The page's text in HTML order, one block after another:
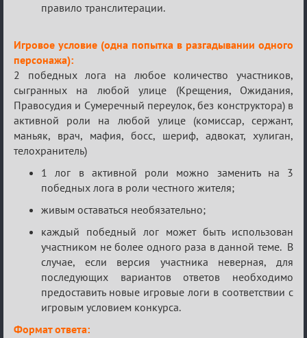
правило транслитерации.
Игровое условие (одна попытка в разгадывании одного
персонажа):
2 победных лога на любое количество участников,
сыгранных на любой улице (Крещения, Ожидания,
Правосудия и Сумеречный переулок, без конструктора) в
активной роли на любой улице (комиссар, сержант,
маньяк, врач, мафия, босс, шериф, адвокат, хулиган,
телохранитель)
1 лог в активной роли можно заменить на 3
победных лога в роли честного жителя;
живым оставаться необязательно;
каждый победный лог может быть использован
участником не более одного раза в данной теме. В
случае, если версия участника неверная, для
последующих вариантов ответов необходимо
предоставить новые игровые логи в соответствии с
игровым условием конкурса.
Формат ответа: